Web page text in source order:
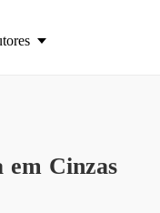
em Cinzas